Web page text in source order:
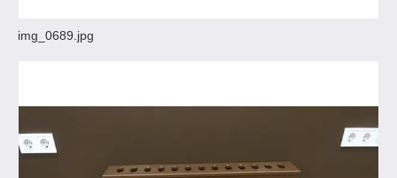
img_0689.jpg